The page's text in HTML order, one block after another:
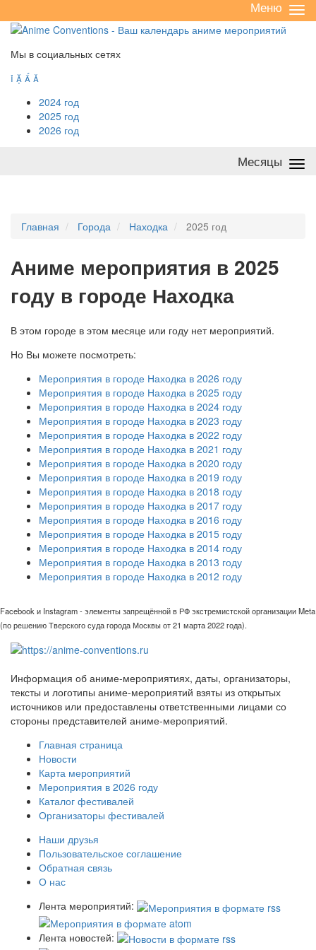
/
Меню
Мы в социальных сетях
   
2024 год
2025 год
2026 год
Месяцы
Главная Города Находка 2025 год
Аниме мероприятия в 2025
году в городе Находка
В этом городе в этом месяце или году нет мероприятий.
Но Вы можете посмотреть:
Мероприятия в городе Находка в 2026 году
Мероприятия в городе Находка в 2025 году
Мероприятия в городе Находка в 2024 году
Мероприятия в городе Находка в 2023 году
Мероприятия в городе Находка в 2022 году
Мероприятия в городе Находка в 2021 году
Мероприятия в городе Находка в 2020 году
Мероприятия в городе Находка в 2019 году
Мероприятия в городе Находка в 2018 году
Мероприятия в городе Находка в 2017 году
Мероприятия в городе Находка в 2016 году
Мероприятия в городе Находка в 2015 году
Мероприятия в городе Находка в 2014 году
Мероприятия в городе Находка в 2013 году
Мероприятия в городе Находка в 2012 году
Facebook и Instagram - элементы запрещённой в РФ экстремистской организации Meta
(по решению Тверского суда города Москвы от 21 марта 2022 года).
Информация об аниме-мероприятиях, даты, организаторы,
тексты и логотипы аниме-мероприятий взяты из открытых
источников или предоставлены ответственными лицами со
стороны представителей аниме-мероприятий.
Главная страница
Новости
Карта мероприятий
Мероприятия в 2026 году
Каталог фестивалей
Организаторы фестивалей
Наши друзья
Пользовательское соглашение
Обратная связь
О нас
Лента мероприятий:
Лента новостей: